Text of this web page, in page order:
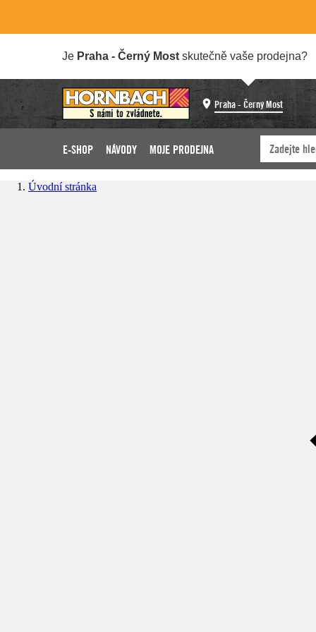
Je Praha - Černý Most skutečně vaše prodejna?
Praha - Černý Most
E-SHOP NÁVODY MOJE PRODEJNA
Úvodní stránka